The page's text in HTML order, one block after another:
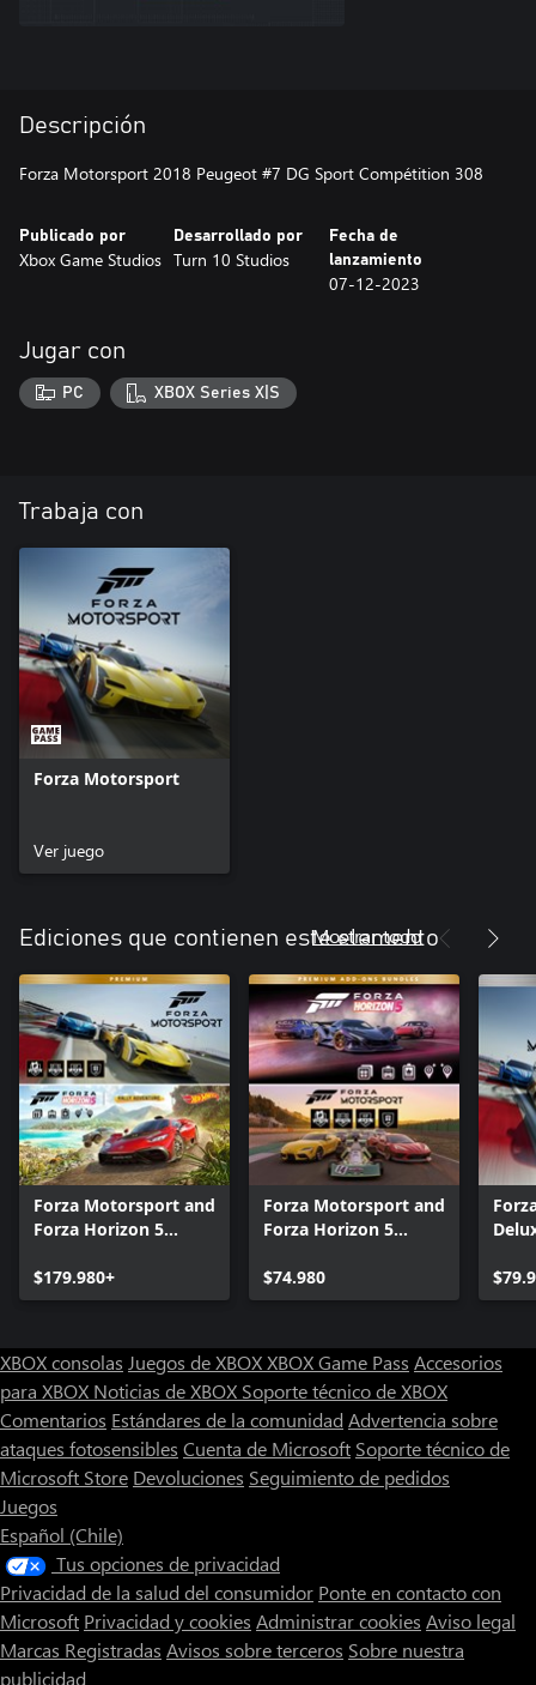
Descripción
Forza Motorsport 2018 Peugeot #7 DG Sport Compétition 308
Publicado por
Xbox Game Studios
Desarrollado por
Turn 10 Studios
Fecha de
lanzamiento
07-12-2023
Jugar con
PC XBOX Series X|S
Trabaja con
Forza Motorsport
Ver juego
Ediciones que contienen este elemento
Mostrar todo
Forza Motorsport and
Forza Horizon 5
Bundle
$179.980+
Forza Motorsport and
Forza Horizon 5
Bundle
$74.980
XBOX consolas Juegos de XBOXXBOX Game Pass Accesorios
para XBOX Noticias de XBOX Soporte técnico de XBOX
Comentarios Estándares de la comunidad Advertencia sobre
ataques fotosensibles Cuenta de Microsoft Soporte técnico de
Microsoft Store Devoluciones Seguimiento de pedidos
Juegos
Español (Chile)
Tus opciones de privacidad
Privacidad de la salud del consumidor Ponte en contacto con
Microsoft Privacidad y cookies Administrar cookies Aviso legal
Marcas Registradas Avisos sobre terceros Sobre nuestra
publicidad